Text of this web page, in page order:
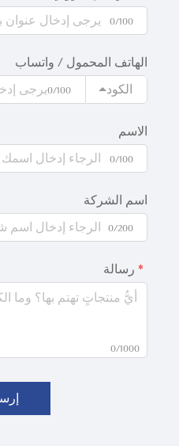
0/100
الهاتف المحمول / واتساب
الكود
0/100
الاسم
0/100
اسم الشركة
0/200
رسالة
0/1000